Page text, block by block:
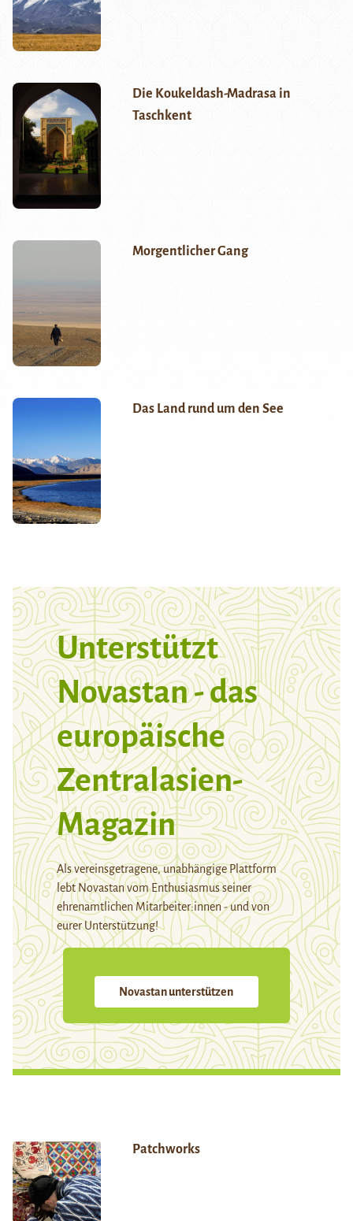
Die Koukeldash-Madrasa in
Taschkent
Morgentlicher Gang
Das Land rund um den See
Unterstützt
Novastan - das
europäische
Zentralasien-
Magazin
Als vereinsgetragene, unabhängige Plattform
lebt Novastan vom Enthusiasmus seiner
ehrenamtlichen Mitarbeiter:innen - und von
eurer Unterstützung!
Novastan unterstützen
Patchworks